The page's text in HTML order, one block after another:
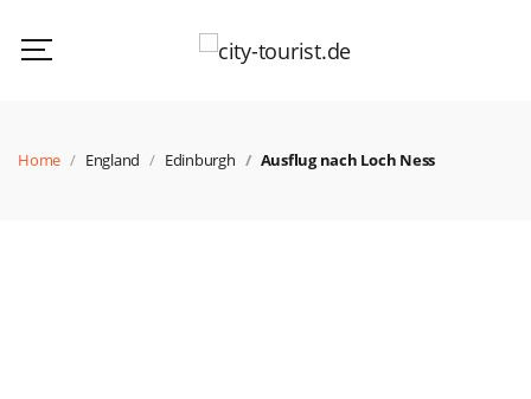
Home England Edinburgh Ausflug nach Loch Ness